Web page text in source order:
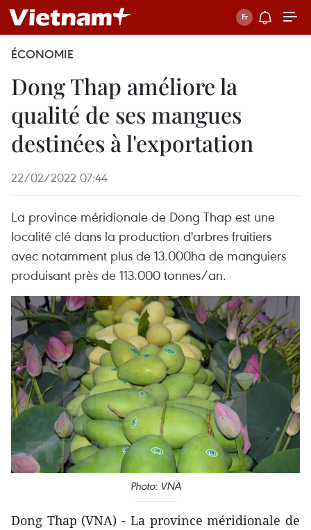
ÉCONOMIE
Dong Thap améliore la
qualité de ses mangues
destinées à l'exportation
22/02/2022 07:44
La province méridionale de Dong Thap est une
localité clé dans la production d'arbres fruitiers
avec notamment plus de 13.000ha de manguiers
produisant près de 113.000 tonnes/an.
Photo: VNA
Dong Thap (VNA) - La province méridionale de